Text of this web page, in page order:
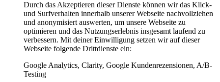
Durch das Akzeptieren dieser Dienste können wir das Klick-
und Surfverhalten innerhalb unserer Webseite nachvollziehen
und anonymisiert auswerten, um unsere Webseite zu
optimieren und das Nutzungserlebnis insgesamt laufend zu
verbessern. Mit deiner Einwilligung setzen wir auf dieser
Webseite folgende Drittdienste ein:
Google Analytics, Clarity, Google Kundenrezensionen, A/B-
Testing